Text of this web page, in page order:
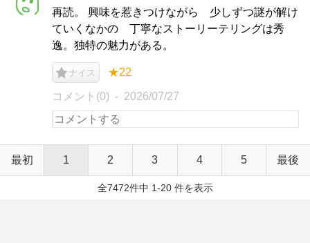
再読。 興味を惹きつけながら 少しずつ謎が解け
ていくなかの 丁寧なストーリーテリングは秀
逸。独特の魅力がある。
ナイス ★22
コメント(0) 2026/07/27
最初 1 2 3 4 5 最後
全7472件中 1-20 件を表示